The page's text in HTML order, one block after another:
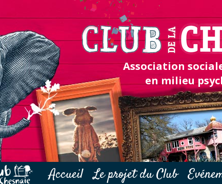
Association
en milieu
Accueil Le projet du Club